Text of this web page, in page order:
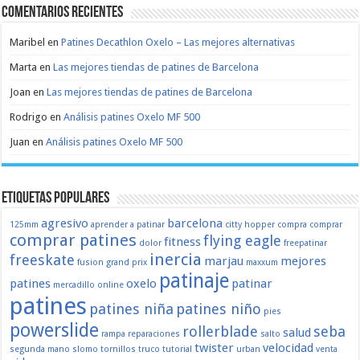
Comentarios recientes
Maribel enPatines Decathlon Oxelo – Las mejores alternativas
Marta enLas mejores tiendas de patines de Barcelona
Joan enLas mejores tiendas de patines de Barcelona
Rodrigo enAnálisis patines Oxelo MF 500
Juan enAnálisis patines Oxelo MF 500
Etiquetas populares
125mm agresivo aprender a patinar barcelona citty hopper compra comprar
comprar patines dolor fitnessflying eagle freepatinar
freeskate fusion grand prix inercia marjau maxxum mejores
patines mercadillo online oxelo patinaje patinar
patines patines niña patines niño pies
powerslide rampa reparaciones rollerblade salto salud seba
segunda mano slomo tornillos truco tutorial twister urban velocidad venta